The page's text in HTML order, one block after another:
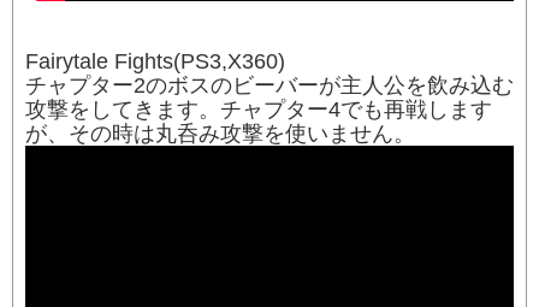
Fairytale Fights(PS3,X360)
チャプター2のボスのビーバーが主人公を飲み込む
攻撃をしてきます。チャプター4でも再戦します
が、その時は丸呑み攻撃を使いません。